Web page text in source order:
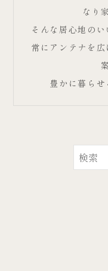
なり
そんな居心地の
常にアンテナを
豊かに暮らせ